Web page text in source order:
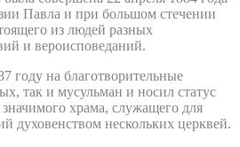
Павла и при большом стечении
из людей разных
и вероисповеданий.
году на благотворительные
так и мусульман и носил статус
значимого храма, служащего для
духовенством нескольких церквей.